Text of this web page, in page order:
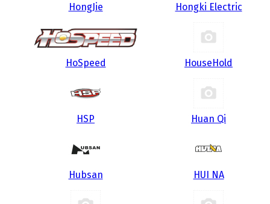
HongJie Hongki Electric
HoSpeed HouseHold
HSP Huan Qi
Hubsan HUI NA